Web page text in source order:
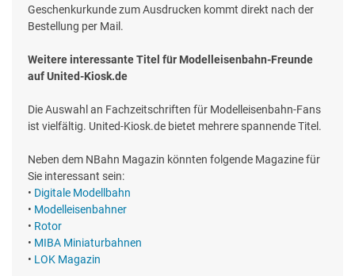
Geschenkurkunde zum Ausdrucken kommt direkt nach der
Bestellung per Mail.
Weitere interessante Titel für Modelleisenbahn-Freunde
auf United-Kiosk.de
Die Auswahl an Fachzeitschriften für Modelleisenbahn-Fans
ist vielfältig. United-Kiosk.de bietet mehrere spannende Titel.
Neben dem NBahn Magazin könnten folgende Magazine für
Sie interessant sein:
• Digitale Modellbahn
• Modelleisenbahner
• Rotor
• MIBA Miniaturbahnen
• LOK Magazin